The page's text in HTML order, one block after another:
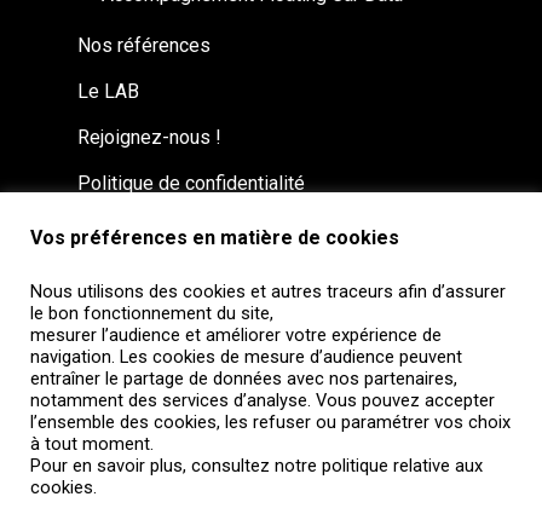
Nos références
Le LAB
Rejoignez-nous !
Politique de confidentialité
© 2026 Autoroutes Trafic. Tous droits réservés,
Autoroutes Trafic
Vos préférences en matière de cookies
Nous utilisons des cookies et autres traceurs afin d’assurer
le bon fonctionnement du site,
mesurer l’audience et améliorer votre expérience de
navigation. Les cookies de mesure d’audience peuvent
entraîner le partage de données avec nos partenaires,
notamment des services d’analyse. Vous pouvez accepter
l’ensemble des cookies, les refuser ou paramétrer vos choix
à tout moment.
Pour en savoir plus, consultez notre politique relative aux
cookies.